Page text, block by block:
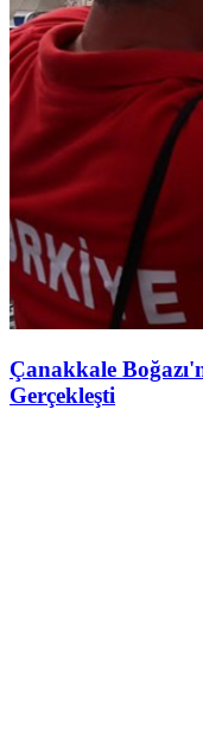
Çanakkale
Gerçekleşti